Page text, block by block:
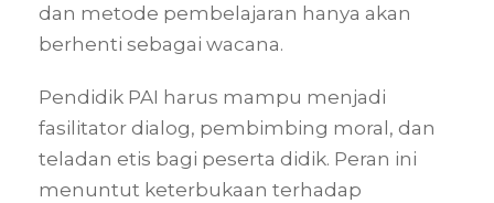
dan metode pembelajaran hanya akan
berhenti sebagai wacana.
Pendidik PAI harus mampu menjadi
fasilitator dialog, pembimbing moral, dan
teladan etis bagi peserta didik. Peran ini
menuntut keterbukaan terhadap